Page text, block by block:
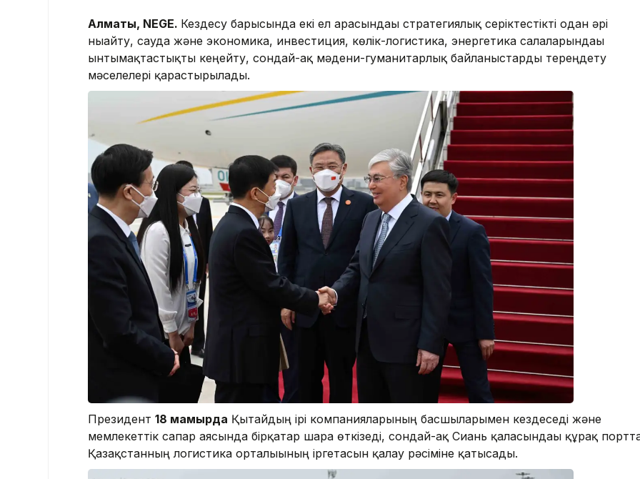
Алматы, NEGE. Кездесу барысында екі ел арасындағы стратегиялық серіктестікті одан әрі
нығайту, сауда және экономика, инвестиция, көлік-логистика, энергетика салаларындағы
ынтымақтастықты кеңейту, сондай-ақ мәдени-гуманитарлық байланыстарды тереңдету
мәселелері қарастырылады.
Президент 18 мамырда Қытайдың ірі компанияларының басшыларымен кездеседі және
мемлекеттік сапар аясында бірқатар шара өткізеді, сондай-ақ Сиань қаласындағы құрғақ
Қазақстанның логистика орталығының іргетасын қалау рәсіміне қатысады.